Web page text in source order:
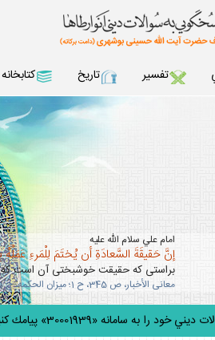
تفسير تاريخ كتابخانه
امام علي سلام الله عليه
إنَّ حَقيقَةَ السَّعادَةِ أن يُختَمَ لِلْمَرءِ عَمَلُهُ
براستى كه حقيقت خوشبختى آن است كه
معانى الأخبار، ص 345، ح 1؛ ميزان الحكمه، ج 5، ص 303.
را به سامانه «30001939» پيامك كنيد.